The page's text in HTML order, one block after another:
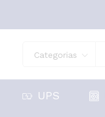
Categorias
UPS